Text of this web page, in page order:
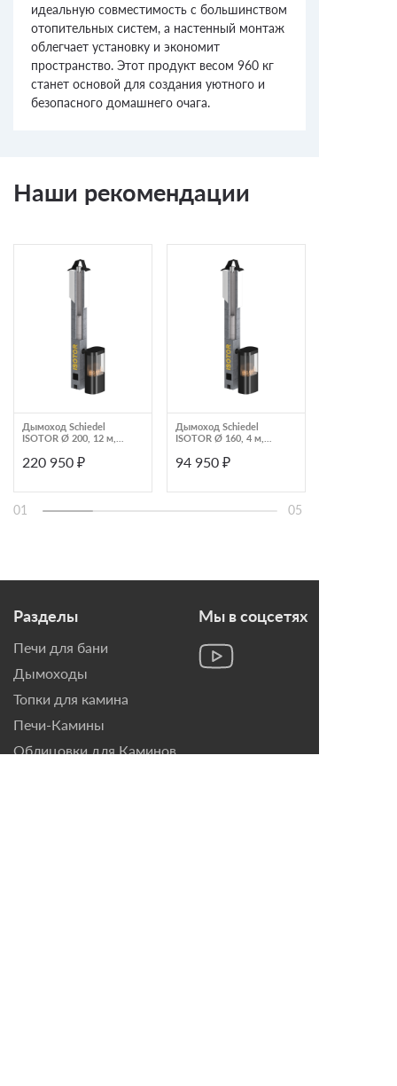
идеальную совместимость с большинством
отопительных систем, а настенный монтаж
облегчает установку и экономит
пространство. Этот продукт весом 960 кг
станет основой для создания уютного и
безопасного домашнего очага.
Наши рекомендации
Дымоход Schiedel
ISOTOR Ø 200, 12 м,
месту
220 950 ₽
Дымоход Schiedel
ISOTOR Ø 160, 4 м,
месту (с вент.
94 950 ₽
01 05
Разделы
Печи для бани
Дымоходы
Топки для камина
Печи-Камины
Облицовки для Каминов
Мы в соцсетях